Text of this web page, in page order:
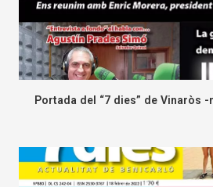
Portada del “7 dies” de Vinaròs -